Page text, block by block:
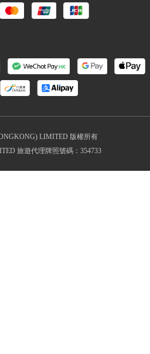
LIMITED 版權所有
旅遊代理牌照號碼：354733